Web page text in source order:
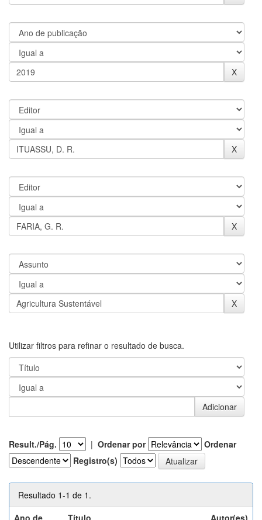
Utilizar filtros para refinar o resultado de busca.
Result./Pág. | Ordenar por
Ordenar
Registro(s)
Resultado 1-1 de 1.
Ano de
Título Autor(es)